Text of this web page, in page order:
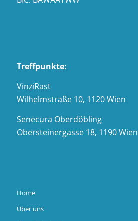
Treffpunkte:
VinziRast
Wilhelmstraße 10, 1120 Wien
Senecura Oberdöbling
Obersteinergasse 18, 1190 Wien
Home
Über uns